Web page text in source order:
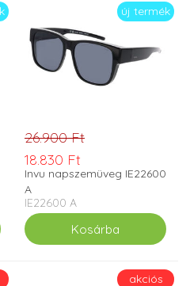
új termék
26.900 Ft
18.830 Ft
Invu napszemüveg IE22600
A
IE22600 A
akciós